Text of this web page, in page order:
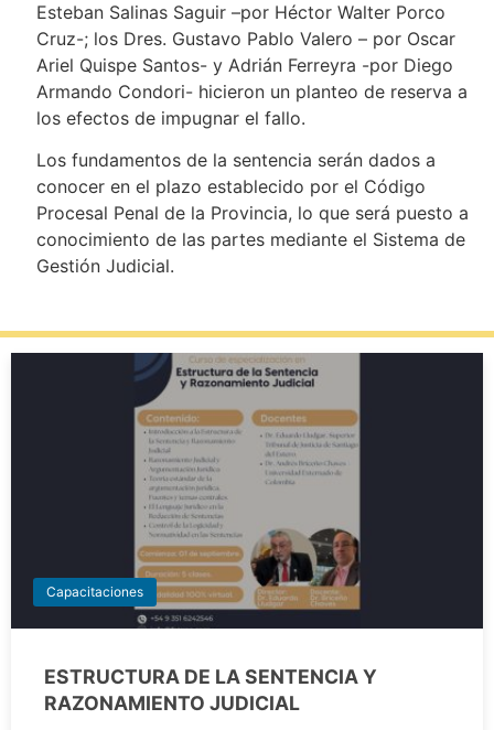
Esteban Salinas Saguir –por Héctor Walter Porco
Cruz-; los Dres. Gustavo Pablo Valero – por Oscar
Ariel Quispe Santos- y Adrián Ferreyra -por Diego
Armando Condori- hicieron un planteo de reserva a
los efectos de impugnar el fallo.
Los fundamentos de la sentencia serán dados a
conocer en el plazo establecido por el Código
Procesal Penal de la Provincia, lo que será puesto a
conocimiento de las partes mediante el Sistema de
Gestión Judicial.
Capacitaciones
ESTRUCTURA DE LA SENTENCIA Y
RAZONAMIENTO JUDICIAL